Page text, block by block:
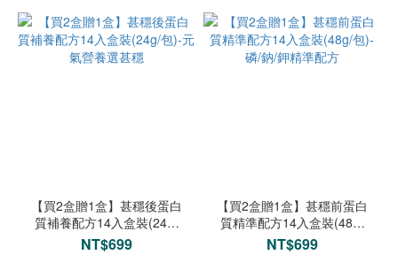
【買2盒贈1盒】甚穩後蛋白
質補養配方14入盒裝(24g/
包)-元氣營養選甚穩
NT$699
【買2盒贈1盒】甚穩前蛋白
質精準配方14入盒裝(48g/
包)-磷/鈉/鉀精準配方
NT$699